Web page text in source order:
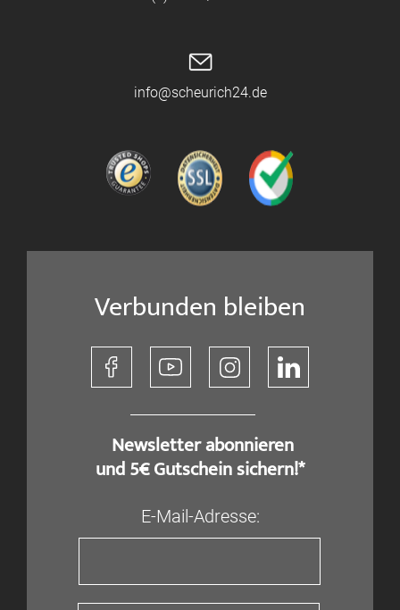
info@scheurich24.de
Verbunden bleiben
​ Newsletter abonnieren
und 5€ Gutschein sichern!*
E-Mail-Adresse: